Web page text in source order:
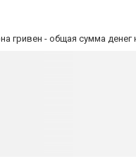
гривен - общая сумма денег